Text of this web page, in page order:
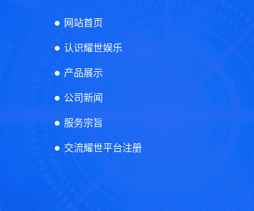
网站首页
认识耀世娱乐
产品展示
公司新闻
服务宗旨
交流耀世平台注册